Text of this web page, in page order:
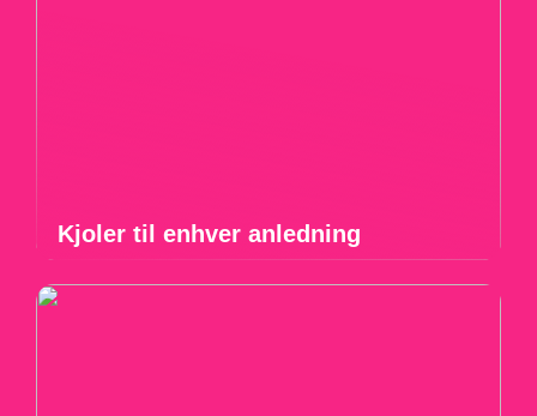
Kjoler til enhver anledning